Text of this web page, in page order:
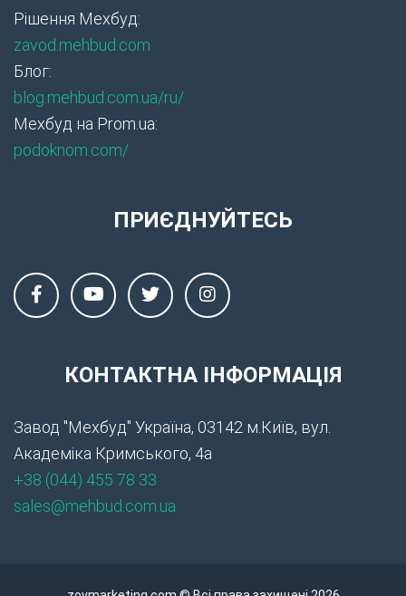
Рішення Мехбуд:
zavod.mehbud.com
Блог:
blog.mehbud.com.ua/ru/
Мехбуд на Prom.ua:
podoknom.com/
ПРИЄДНУЙТЕСЬ
КОНТАКТНА ІНФОРМАЦІЯ
Завод "Мехбуд" Україна, 03142 м.Київ, вул.
Академіка Кримського, 4а
+38 (044) 455 78 33
sales@mehbud.com.ua